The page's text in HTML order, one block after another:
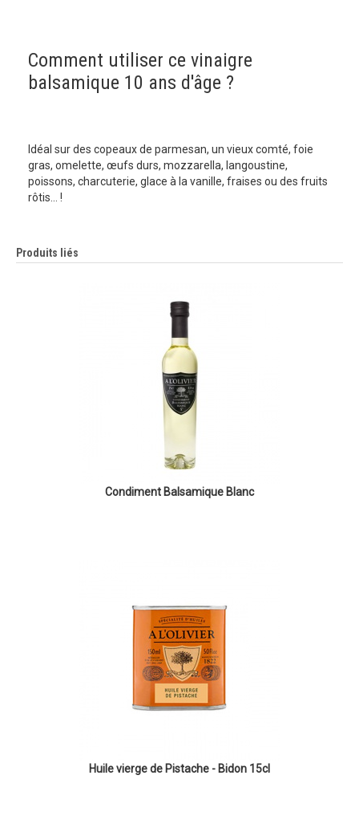
Comment utiliser ce vinaigre
balsamique 10 ans d'âge ?
Idéal sur des copeaux de parmesan, un vieux comté, foie
gras, omelette, œufs durs, mozzarella, langoustine,
poissons, charcuterie, glace à la vanille, fraises ou des fruits
rôtis… !
Produits liés
Condiment Balsamique Blanc
Huile vierge de Pistache - Bidon 15cl